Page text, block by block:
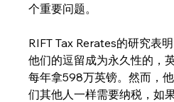
个重要问题。
RIFT Tax Rerates的研究表
他们的逗留成为永久性的，
每年拿598万英镑。然而，
们其他人一样需要纳税，如